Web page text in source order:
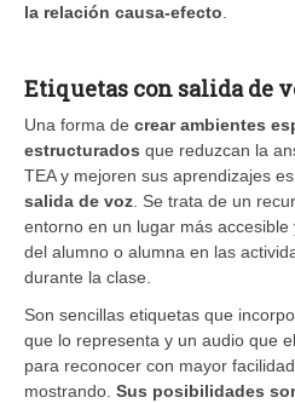
la relación causa-efecto
Etiquetas con salida de
Una forma de crear ambientes
estructurados que reduzcan la
TEA y mejoren sus aprendizajes
salida de voz . Se trata de un
entorno en un lugar más
del alumno o alumna en las
durante la clase.
Son sencillas etiquetas que
que lo representa y un audio que
para reconocer con mayor
mostrando. Sus posibilidades